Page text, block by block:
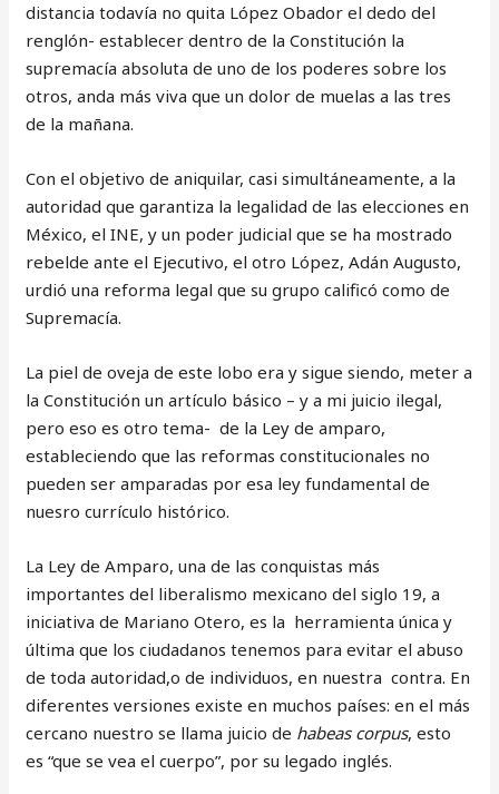
distancia todavía no quita López Obador el dedo del
renglón- establecer dentro de la Constitución la
supremacía absoluta de uno de los poderes sobre los
otros, anda más viva que un dolor de muelas a las tres
de la mañana.
Con el objetivo de aniquilar, casi simultáneamente, a la
autoridad que garantiza la legalidad de las elecciones en
México, el INE, y un poder judicial que se ha mostrado
rebelde ante el Ejecutivo, el otro López, Adán Augusto,
urdió una reforma legal que su grupo calificó como de
Supremacía.
La piel de oveja de este lobo era y sigue siendo, meter a
la Constitución un artículo básico – y a mi juicio ilegal,
pero eso es otro tema- de la Ley de amparo,
estableciendo que las reformas constitucionales no
pueden ser amparadas por esa ley fundamental de
nuesro currículo histórico.
La Ley de Amparo, una de las conquistas más
importantes del liberalismo mexicano del siglo 19, a
iniciativa de Mariano Otero, es la herramienta única y
última que los ciudadanos tenemos para evitar el abuso
de toda autoridad,o de individuos, en nuestra contra. En
diferentes versiones existe en muchos países: en el más
cercano nuestro se llama juicio de habeas corpus, esto
es “que se vea el cuerpo”, por su legado inglés.